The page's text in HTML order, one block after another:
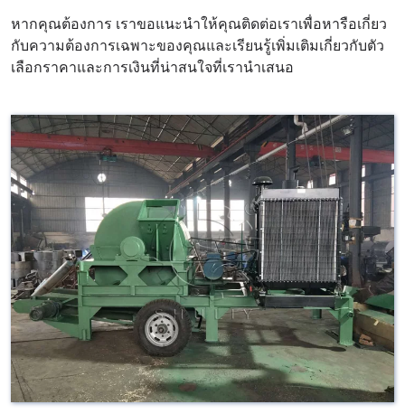
หากคุณต้องการ เราขอแนะนำให้คุณติดต่อเราเพื่อหารือเกี่ยว
กับความต้องการเฉพาะของคุณและเรียนรู้เพิ่มเติมเกี่ยวกับตัว
เลือกราคาและการเงินที่น่าสนใจที่เรานำเสนอ